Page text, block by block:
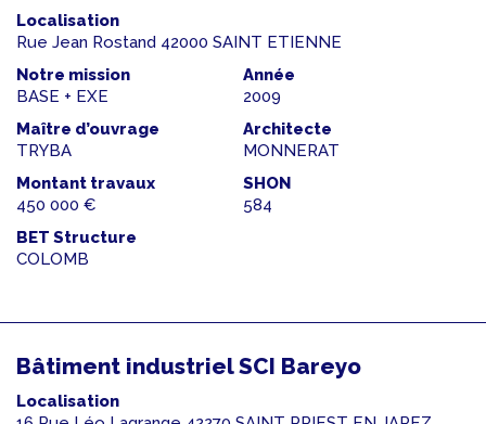
Localisation
Rue Jean Rostand 42000 SAINT ETIENNE
Notre mission
BASE + EXE
Année
2009
Maître d’ouvrage
TRYBA
Architecte
MONNERAT
Montant travaux
450 000 €
SHON
584
BET Structure
COLOMB
Bâtiment industriel SCI Bareyo
Localisation